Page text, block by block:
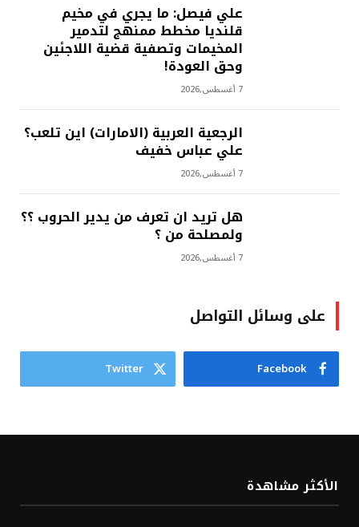
علي فيصل: ما يجري في مخيم
قلنديا مخطط ممنهج لتدمير
المخيمات وتصفية قضية اللاجئين
وحق العودة!
7 أغسطس,2026
الرجعية العربية (الامارات) اين تلعب؟
علي عباس خفيف
7 أغسطس,2026
هل تريد ان تعرف من يدير الحروب ؟؟
ولمصلحة من ؟
7 أغسطس,2026
على وسائل التواصل
Facebook
Twitter
الأكثر مشاهدة